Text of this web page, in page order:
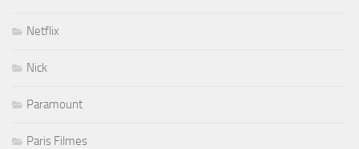
Netflix
Nick
Paramount
Paris Filmes